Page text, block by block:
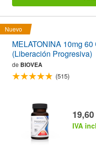
Nuevo
MELATONINA 10mg
(Liberación Progresiva)
de BIOVEA
(515)
IVA